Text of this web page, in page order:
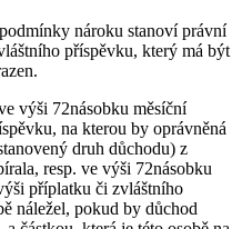
nároku stanoví právní
příspěvku, který má být
výši 72násobku měsíční
na kterou by oprávněná
druh důchodu) z
resp. ve výši 72násobku
příplatku či zvláštního
náležel, pokud by důchod